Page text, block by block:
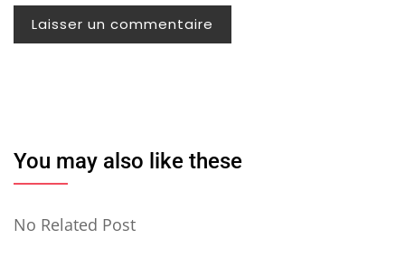
You may also like these
No Related Post